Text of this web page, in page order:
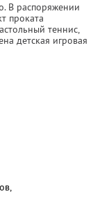
В распоряжении
проката
теннис,
детская игровая